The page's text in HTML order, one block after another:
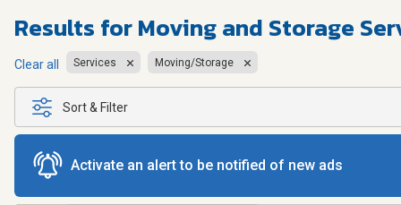
Results forMoving and Storage
Clear all Services Moving/Storage
Sort & Filter
Activate an alert to be notified of new ads